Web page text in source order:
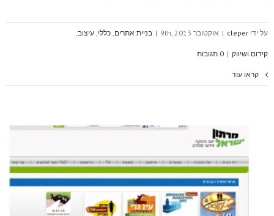
על ידי cleper
| אוקטובר 9th, 2013 | בניית אתרים כללי עיצוב,
קידום ושיווק | 0 תגובות
קראו עוד